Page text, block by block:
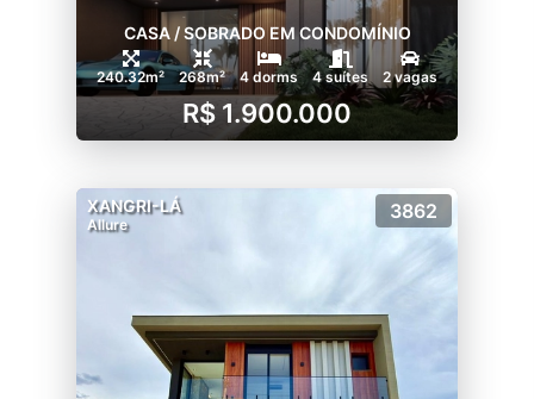
CASA / SOBRADO EM CONDOMÍNIO
240.32m² 268m² 4 dorms 4 suítes 2 vagas
R$ 1.900.000
XANGRI-LÁ
Allure
3862